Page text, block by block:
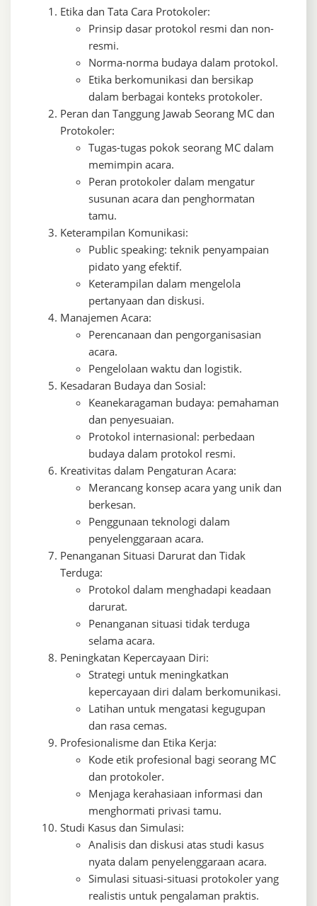
Etika dan Tata Cara Protokoler:
Prinsip dasar protokol resmi dan non-
resmi.
Norma-norma budaya dalam protokol.
Etika berkomunikasi dan bersikap
dalam berbagai konteks protokoler.
Peran dan Tanggung Jawab Seorang MC dan
Protokoler:
Tugas-tugas pokok seorang MC dalam
memimpin acara.
Peran protokoler dalam mengatur
susunan acara dan penghormatan
tamu.
Keterampilan Komunikasi:
Public speaking: teknik penyampaian
pidato yang efektif.
Keterampilan dalam mengelola
pertanyaan dan diskusi.
Manajemen Acara:
Perencanaan dan pengorganisasian
acara.
Pengelolaan waktu dan logistik.
Kesadaran Budaya dan Sosial:
Keanekaragaman budaya: pemahaman
dan penyesuaian.
Protokol internasional: perbedaan
budaya dalam protokol resmi.
Kreativitas dalam Pengaturan Acara:
Merancang konsep acara yang unik dan
berkesan.
Penggunaan teknologi dalam
penyelenggaraan acara.
Penanganan Situasi Darurat dan Tidak
Terduga:
Protokol dalam menghadapi keadaan
darurat.
Penanganan situasi tidak terduga
selama acara.
Peningkatan Kepercayaan Diri:
Strategi untuk meningkatkan
kepercayaan diri dalam berkomunikasi.
Latihan untuk mengatasi kegugupan
dan rasa cemas.
Profesionalisme dan Etika Kerja:
Kode etik profesional bagi seorang MC
dan protokoler.
Menjaga kerahasiaan informasi dan
menghormati privasi tamu.
Studi Kasus dan Simulasi:
Analisis dan diskusi atas studi kasus
nyata dalam penyelenggaraan acara.
Simulasi situasi-situasi protokoler yang
realistis untuk pengalaman praktis.